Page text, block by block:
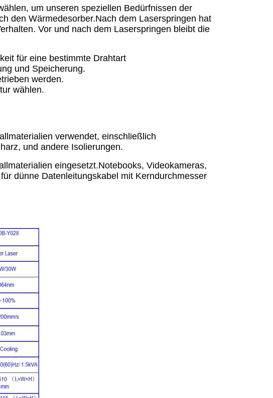
um unseren speziellen Bedürfnissen der
den Wärmedesorber.Nach dem Laserspringen hat
Vor und nach dem Laserspringen bleibt die
für eine bestimmte Drahtart
und Speicherung.
werden.
wählen.
verwendet, einschließlich
und andere Isolierungen.
eingesetzt.Notebooks, Videokameras,
dünne Datenleitungskabel mit Kerndurchmesser